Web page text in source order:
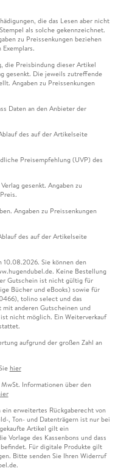
die das Lesen aber nicht
als solche gekennzeichnet.
zu Preissenkungen beziehen
die Preisbindung dieser Artikel
gesenkt. Die jeweils zutreffende
Angaben zu Preissenkungen
Daten an den Anbieter der
des auf der Artikelseite
Preisempfehlung (UVP) des
gesenkt. Angaben zu
Angaben zu Preissenkungen
des auf der Artikelseite
Sie können den
Keine Bestellung
Gutschein ist nicht gültig für
Bücher und eBooks) sowie für
tolino select und das
anderen Gutscheinen und
nicht möglich. Ein Weiterverkauf
aufgrund der großen Zahl an
hier
Informationen über den
erweitertes Rückgaberecht von
, Ton- und Datenträgern ist nur bei
Artikel gilt ein
Vorlage des Kassenbons und dass
Für digitale Produkte gilt
Bitte senden Sie Ihren Widerruf